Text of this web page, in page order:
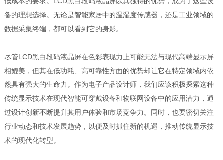
备的理想选择。无论是智能家居中的温湿度传感器，还是工业领域的
数据采集终端，都可以看到它的身影。
尽管LCD黑白段码液晶屏在色彩表现力上可能无法与现代高端显示屏
相媲美，但其在低功耗、高可靠性方面的优势却让它在特定领域内依
然具有强大的生命力。作为电子产品设计师，我们应该积极探索这种
传统显示技术在现代智能可穿戴设备和物联网设备中的应用潜力，通
过设计创新不断提升其用户体验和市场竞争力。同时，也要密切关注
行业动态和技术发展趋势，以便及时抓住新的机遇，推动传统显示技
术的现代化转型。